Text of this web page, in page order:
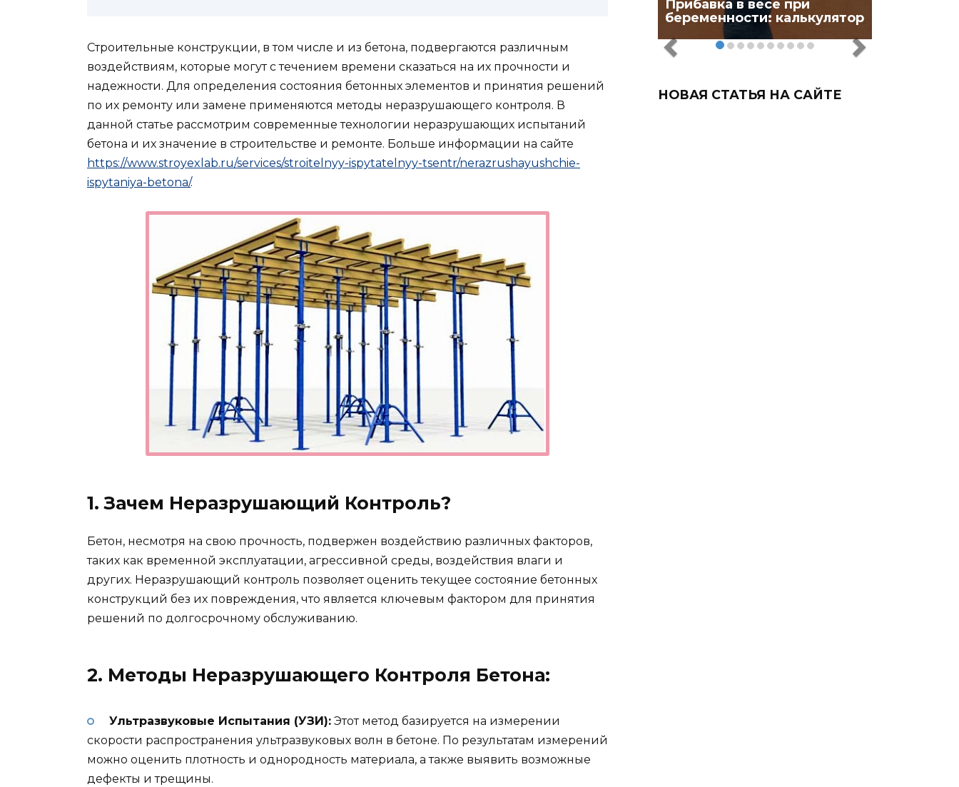
Строительные конструкции, в том числе и из бетона, подвергаются различным
воздействиям, которые могут с течением времени сказаться на их прочности и
надежности. Для определения состояния бетонных элементов и принятия решений
по их ремонту или замене применяются методы неразрушающего контроля. В
данной статье рассмотрим современные технологии неразрушающих испытаний
бетона и их значение в строительстве и ремонте. Больше информации на сайте
https://www.stroyexlab.ru/services/stroitelnyy-ispytatelnyy-tsentr/nerazrushayushchie-
ispytaniya-betona/.
1. Зачем Неразрушающий Контроль?
Бетон, несмотря на свою прочность, подвержен воздействию различных факторов,
таких как временной эксплуатации, агрессивной среды, воздействия влаги и
других. Неразрушающий контроль позволяет оценить текущее состояние бетонных
конструкций без их повреждения, что является ключевым фактором для принятия
решений по долгосрочному обслуживанию.
2. Методы Неразрушающего Контроля Бетона:
Ультразвуковые Испытания (УЗИ):Этот метод базируется на измерении
скорости распространения ультразвуковых волн в бетоне. По результатам измерений
можно оценить плотность и однородность материала, а также выявить возможные
дефекты и трещины.
Прибавка в весе при
беременности: калькулятор
НОВАЯ СТАТЬЯ НА САЙТЕ